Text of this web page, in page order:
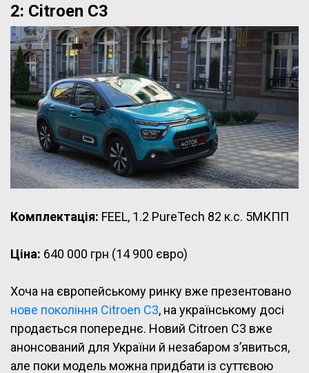
2: Citroen C3
Комплектація: FEEL, 1.2 PureTech 82 к.с. 5МКПП
Ціна: 640 000 грн (14 900 євро)
Хоча на європейському ринку вже презентовано
нове покоління Citroen C3, на українському досі
продається попереднє. Новий Citroen C3 вже
анонсований для України й незабаром з’явиться,
але поки модель можна придбати із суттєвою